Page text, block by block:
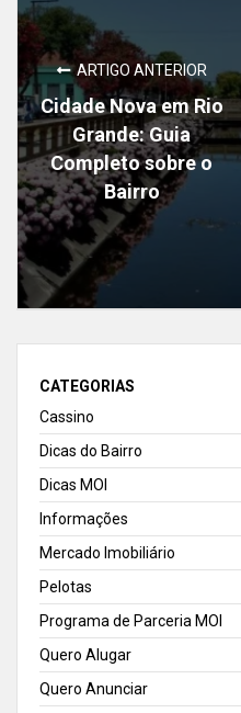
ARTIGO ANTERIOR
Cidade Nova em Rio
Grande: Guia
Completo sobre o
Bairro
CATEGORIAS
Cassino
Dicas do Bairro
Dicas MOI
Informações
Mercado Imobiliário
Pelotas
Programa de Parceria MOI
Quero Alugar
Quero Anunciar